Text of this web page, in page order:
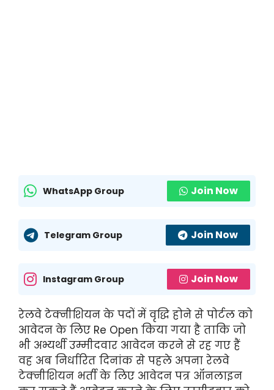
WhatsApp Group Join Now
Telegram Group Join Now
Instagram Group Join Now
रेलवे टेक्नीशियन के पदों में वृद्धि होने से पोर्टल को
आवेदन के लिए Re Open किया गया है ताकि जो
भी अभ्यर्थी उम्मीदवार आवेदन करने से रह गए हैं
वह अब निर्धारित दिनांक से पहले अपना रेलवे
टेक्नीशियन भर्ती के लिए आवेदन पत्र ऑनलाइन